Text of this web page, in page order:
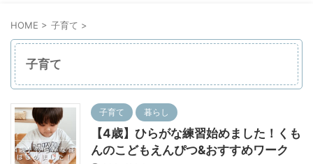
HOME > 子育て >
子育て
子育て 暮らし
【4歳】ひらがな練習始めました！くも
んのこどもえんぴつ&おすすめワーク